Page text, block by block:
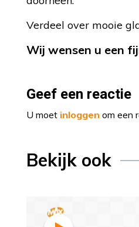
Verdeel over mooie
Wij wensen u een
Geef een reactie
U moet inloggen om een
Bekijk ook